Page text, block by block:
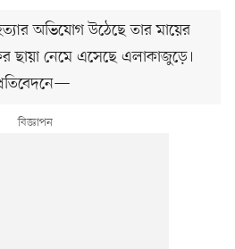
অভিযোগ উঠেছে তার মায়ের
ছায়া নেমে এসেছে এলাকাজুড়ে।